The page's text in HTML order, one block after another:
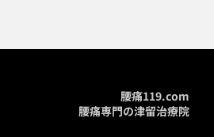
腰痛119.com
腰痛専門の津留治療院